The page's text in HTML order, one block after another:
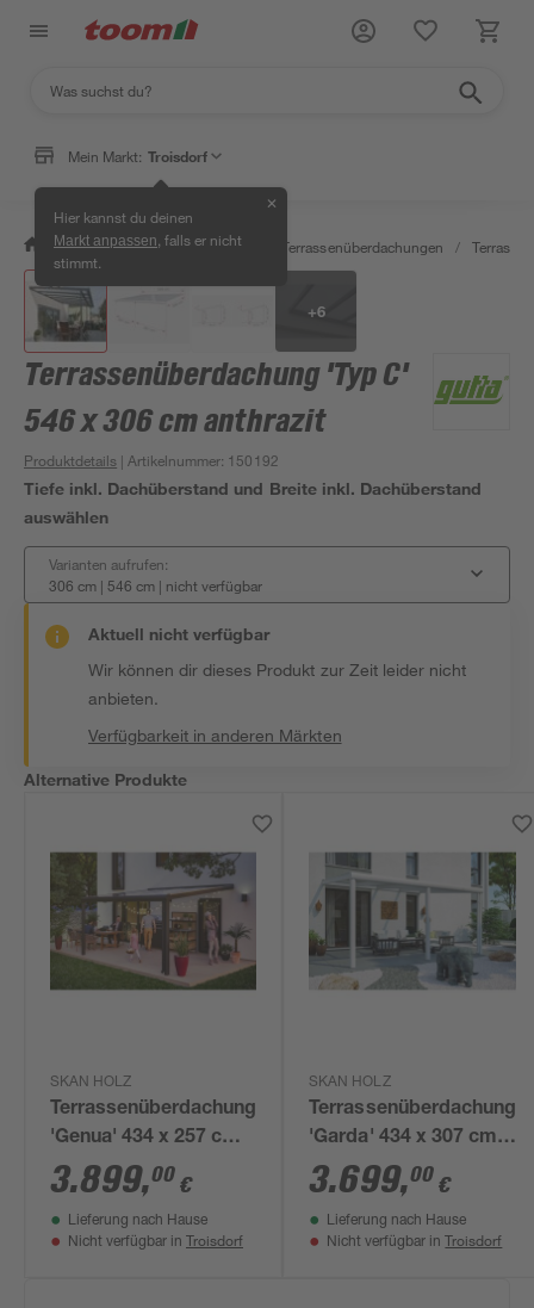
Mein Markt: Troisdorf
Hier kannst du deinen
Markt anpassen , falls er nicht
stimmt.
✕
/ Garten & Freizeit / Carports & Terrassenüberdachungen /
+6
Terrassenüberdachung 'Typ C'
546 x 306 cm anthrazit
Produktdetails | Artikelnummer: 150192
Tiefe inkl. Dachüberstand und Breite inkl. Dachüberstand
auswählen
Varianten aufrufen:
306 cm | 546 cm | nicht verfügbar
Aktuell nicht verfügbar
Wir können dir dieses Produkt zur Zeit leider nicht
anbieten.
Verfügbarkeit in anderen Märkten
Alternative Produkte
SKAN HOLZ
Terrassenüberdachung
'Genua' 434 x 257 cm
Aluminium
Doppelstegplatten
anthrazit
3.899,00 €
Lieferung nach Hause
Nicht verfügbar in Troisdorf
SKAN HOLZ
Terrassenüberdachung
'Garda' 434 x 307 cm
Aluminium
Doppelstegplatten
weiß
3.699,00 €
Lieferung nach Hause
Nicht verfügbar in Troisdorf